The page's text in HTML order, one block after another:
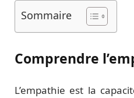
Sommaire
Comprendre
L’empathie est la